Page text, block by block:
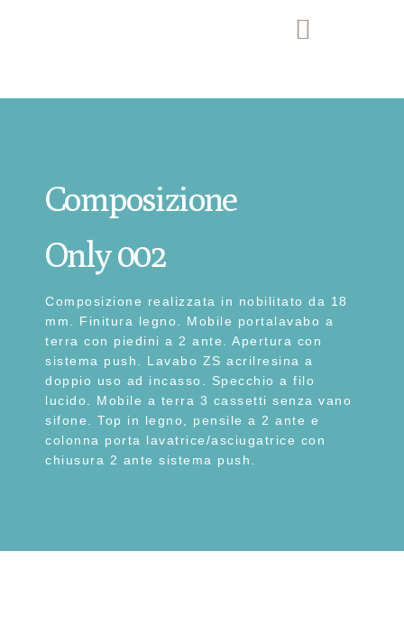
Composizione
Only 002
Composizione realizzata in nobilitato da 18
mm. Finitura legno. Mobile portalavabo a
terra con piedini a 2 ante. Apertura con
sistema push. Lavabo ZS acrilresina a
doppio uso ad incasso. Specchio a filo
lucido. Mobile a terra 3 cassetti senza vano
sifone. Top in legno, pensile a 2 ante e
colonna porta lavatrice/asciugatrice con
chiusura 2 ante sistema push.